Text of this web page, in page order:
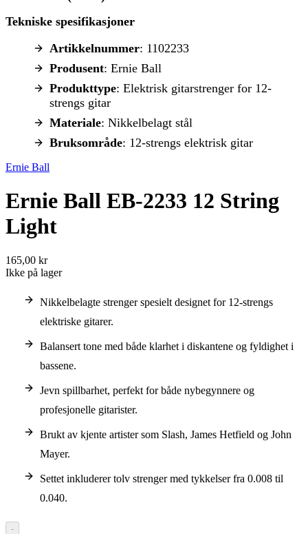
Tekniske spesifikasjoner
Artikkelnummer: 1102233
Produsent: Ernie Ball
Produkttype: Elektrisk gitarstrenger for 12-
strengs gitar
Materiale: Nikkelbelagt stål
Bruksområde: 12-strengs elektrisk gitar
Ernie Ball
Ernie Ball EB-2233 12 String
Light
165,00 kr
Ikke på lager
Nikkelbelagte strenger spesielt designet for 12-strengs
elektriske gitarer.
Balansert tone med både klarhet i diskantene og fyldighet i
bassene.
Jevn spillbarhet, perfekt for både nybegynnere og
profesjonelle gitarister.
Brukt av kjente artister som Slash, James Hetfield og John
Mayer.
Settet inkluderer tolv strenger med tykkelser fra 0.008 til
0.040.
-